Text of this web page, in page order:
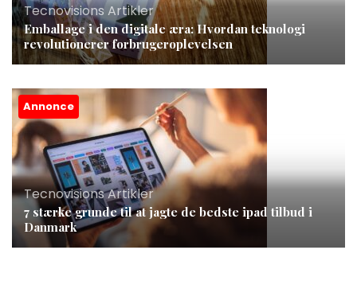
Tecnovisions Artikler
Emballage i den digitale æra: Hvordan teknologi
revolutionerer forbrugeroplevelsen
Annonce
Tecnovisions Artikler
7 stærke grunde til at jagte de bedste ipad tilbud i
Danmark